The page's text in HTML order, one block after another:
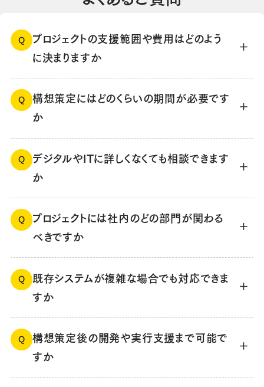
Q
プロジェクトの支援範囲や費用はどのよう
に決まりますか
Q
構想策定にはどのくらいの期間が必要です
か
Q
デジタルやITに詳しくなくても相談できます
か
Q
プロジェクトには社内のどの部門が関わる
べきですか
Q
既存システムが複雑な場合でも対応できま
すか
Q
構想策定後の開発や実行支援まで可能で
すか